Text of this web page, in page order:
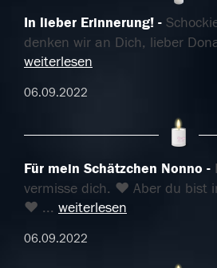
In lieber Erinnerung!
denken wir an Dich, lieber
weiterlesen
06.09.2022
Für mein Schätzchen Nonno
vermisse dich. ❤ Aber du bist
❤ ... weiterlesen
06.09.2022